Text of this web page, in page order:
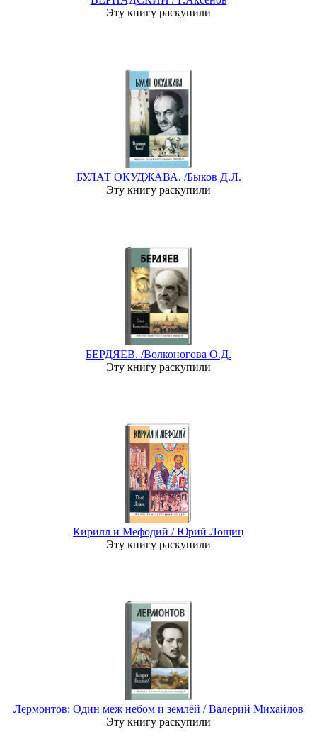
Эту книгу раскупили
БУЛАТ ОКУДЖАВА. /Быков Д.Л.
Эту книгу раскупили
БЕРДЯЕВ. /Волконогова О.Д.
Эту книгу раскупили
Кирилл и Мефодий / Юрий Лощиц
Эту книгу раскупили
Лермонтов: Один меж небом и землёй / Валерий Михайлов
Эту книгу раскупили